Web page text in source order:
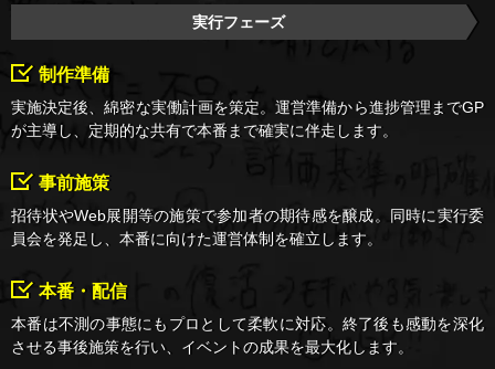
実行フェーズ
制作準備
実施決定後、綿密な実働計画を策定。運営準備から進捗管理までGP
が主導し、定期的な共有で本番まで確実に伴走します。
事前施策
招待状やWeb展開等の施策で参加者の期待感を醸成。同時に実行委
員会を発足し、本番に向けた運営体制を確立します。
本番・配信
本番は不測の事態にもプロとして柔軟に対応。終了後も感動を深化
させる事後施策を行い、イベントの成果を最大化します。